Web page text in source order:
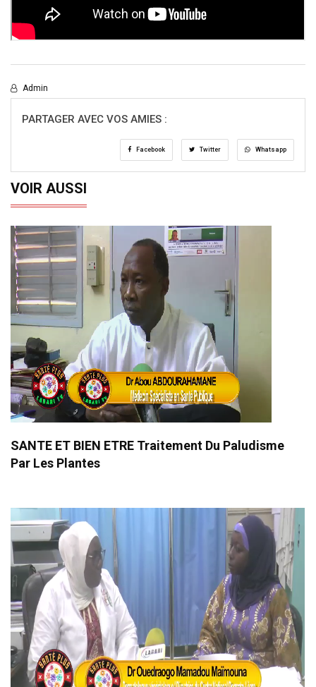
Admin
PARTAGER AVEC VOS AMIES :
Facebook Twitter Whatsapp
VOIR AUSSI
SANTE ET BIEN ETRE Traitement Du Paludisme
Par Les Plantes